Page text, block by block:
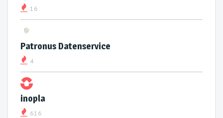
16
Patronus Datenservice
4
inopla
616